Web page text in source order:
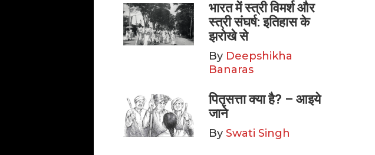
भारत में स्त्री विमर्श और
स्त्री संघर्ष: इतिहास के
झरोखे से
By Deepshikha
Banaras
पितृसत्ता क्या है? – आइये
जाने
By Swati Singh